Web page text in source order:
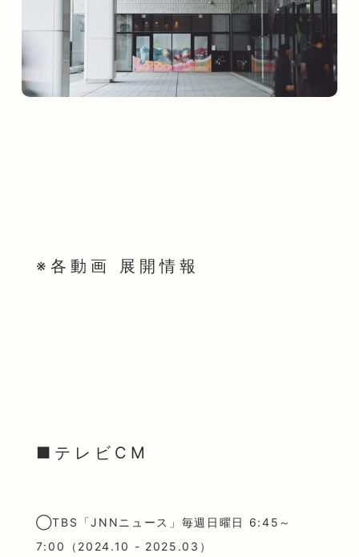
※各動画 展開情報
■テレビCM
◯TBS「JNNニュース」毎週日曜日 6:45～
7:00（2024.10 - 2025.03）